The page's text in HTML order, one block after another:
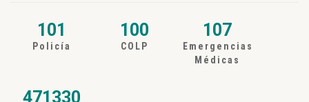
101
Policía
100
COLP
107
Emergencias
Médicas
471330